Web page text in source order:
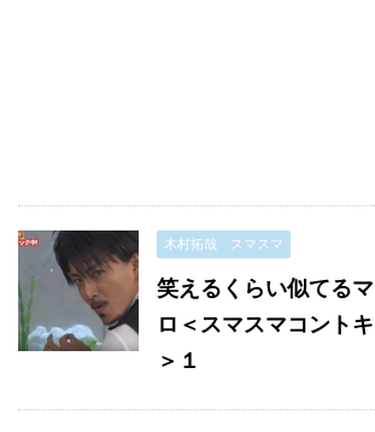
木村拓哉 スマスマ
笑えるくらい似てる
ロ＜スマスマコント
＞１